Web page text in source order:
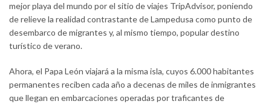
mejor playa del mundo por el sitio de viajes TripAdvisor, poniendo
de relieve la realidad contrastante de Lampedusa como punto de
desembarco de migrantes y, al mismo tiempo, popular destino
turístico de verano.
Ahora, el Papa León viajará a la misma isla, cuyos 6.000 habitantes
permanentes reciben cada año a decenas de miles de inmigrantes
que llegan en embarcaciones operadas por traficantes de